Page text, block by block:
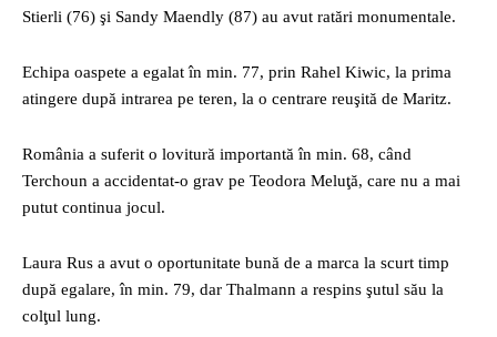
Stierli (76) şi Sandy Maendly (87) au avut ratări monumentale.
Echipa oaspete a egalat în min. 77, prin Rahel Kiwic, la prima
atingere după intrarea pe teren, la o centrare reuşită de Maritz.
România a suferit o lovitură importantă în min. 68, când
Terchoun a accidentat-o grav pe Teodora Meluţă, care nu a mai
putut continua jocul.
Laura Rus a avut o oportunitate bună de a marca la scurt timp
după egalare, în min. 79, dar Thalmann a respins şutul său la
colţul lung.